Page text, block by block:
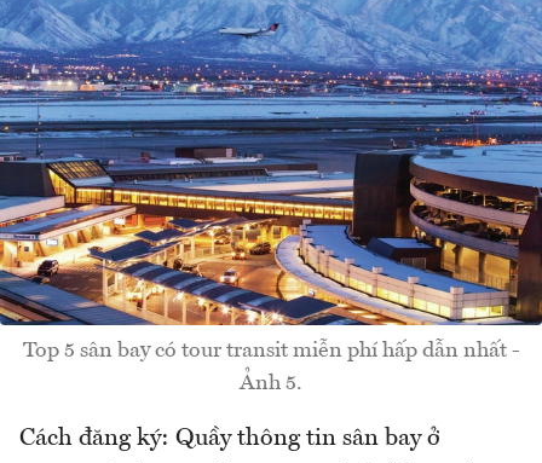
Top 5 sân bay có tour transit miễn phí hấp dẫn nhất -
Ảnh 5.
Cách đăng ký: Quầy thông tin sân bay ở